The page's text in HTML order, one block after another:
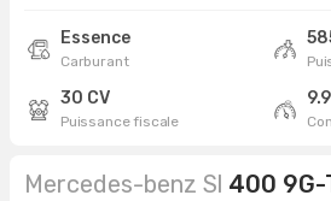
Essence
Carburant
30 CV
Puissance fiscale
Mercedes-benz Sl 400